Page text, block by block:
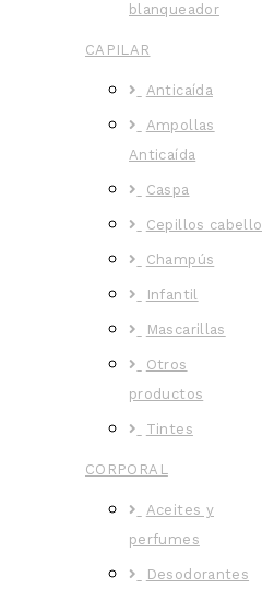
blanqueador
CAPILAR
Anticaída
Ampollas
Anticaída
Caspa
Cepillos cabello
Champús
Infantil
Mascarillas
Otros
productos
Tintes
CORPORAL
Aceites y
perfumes
Desodorantes